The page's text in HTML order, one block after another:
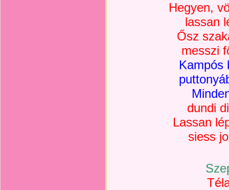
Hegyen,
lassan
Ősz
messzi
Kampós
dundi
Lassan
siess